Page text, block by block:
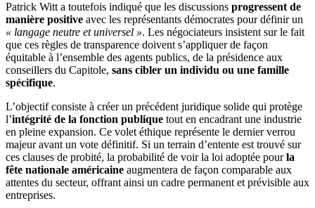
Patrick Witt a toutefois indiqué que les discussions progressent de
manière positive avec les représentants démocrates pour définir un
« langage neutre et universel ». Les négociateurs insistent sur le fait
que ces règles de transparence doivent s’appliquer de façon
équitable à l’ensemble des agents publics, de la présidence aux
conseillers du Capitole, sans cibler un individu ou une famille
spécifique.
L’objectif consiste à créer un précédent juridique solide qui protège
l’intégrité de la fonction publique tout en encadrant une industrie
en pleine expansion. Ce volet éthique représente le dernier verrou
majeur avant un vote définitif. Si un terrain d’entente est trouvé sur
ces clauses de probité, la probabilité de voir la loi adoptée pourla
fête nationale américaine augmentera de façon comparable aux
attentes du secteur, offrant ainsi un cadre permanent et prévisible aux
entreprises.